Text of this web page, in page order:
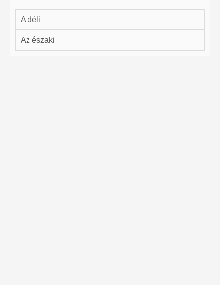
A déli
Az északi